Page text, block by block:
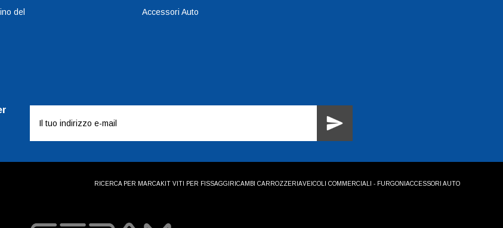
del
Accessori Auto
mail
RICERCA PER MARCAKIT VITI PER FISSAGGI RICAMBI CARROZZERIAVEICOLI COMMERCIALI - FURGONI ACCESSORI AUTO